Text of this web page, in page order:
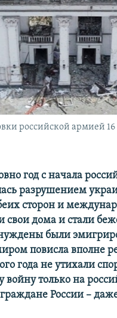
российской армией
год с начала
разрушением
сторон и
свои дома и стали
были
повисла вполне
года не утихали
войну только на
граждане России –